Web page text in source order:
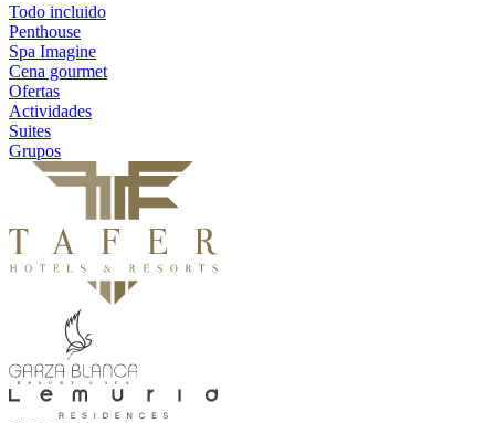
Todo incluido
Penthouse
Spa Imagine
Cena gourmet
Ofertas
Actividades
Suites
Grupos